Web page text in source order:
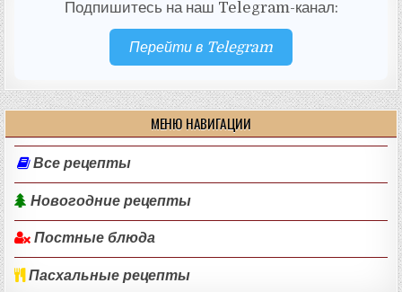
Подпишитесь на наш Telegram-канал:
Перейти в Telegram
МЕНЮ НАВИГАЦИИ
Все рецепты
Новогодние рецепты
Постные блюда
Пасхальные рецепты